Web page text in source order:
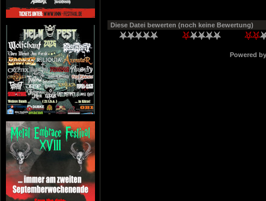
Diese Datei bewerten (noch keine Bewertung)
Powered